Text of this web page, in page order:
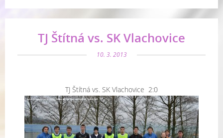
TJ Štítná vs. SK Vlachovice
10. 3. 2013
TJ Štítná vs. SK Vlachovice 2:0